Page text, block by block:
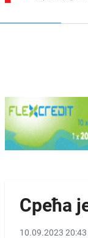
Срећа
10.09.2023 20:43